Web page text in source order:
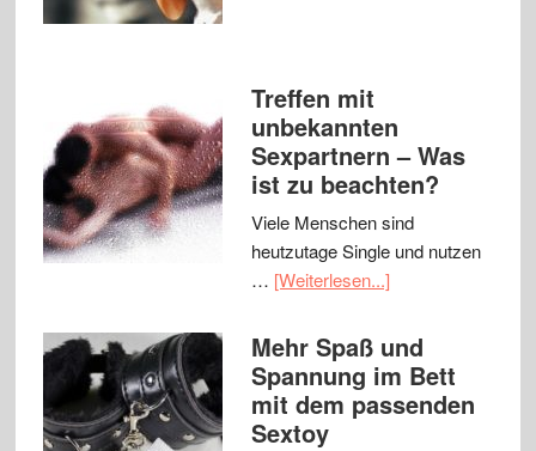
Treffen mit
unbekannten
Sexpartnern – Was
ist zu beachten?
Viele Menschen sind
heutzutage Single und nutzen
… [Weiterlesen...]
Mehr Spaß und
Spannung im Bett
mit dem passenden
Sextoy